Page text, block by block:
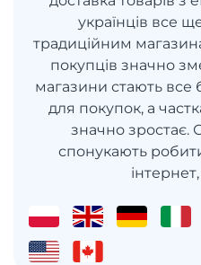
українців все
традиційним
покупців значно
магазини стають все
для покупок, а
значно зростає.
спонукають
інтернет,